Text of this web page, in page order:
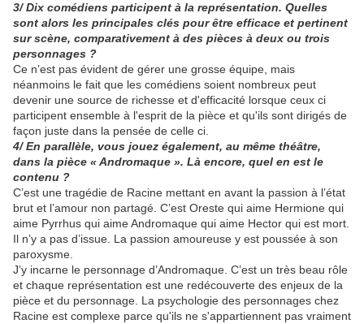
3/ Dix comédiens participent à la représentation. Quelles
sont alors les principales clés pour être efficace et pertinent
sur scène, comparativement à des pièces à deux ou trois
personnages ?
Ce n’est pas évident de gérer une grosse équipe, mais
néanmoins le fait que les comédiens soient nombreux peut
devenir une source de richesse et d'efficacité lorsque ceux ci
participent ensemble à l'esprit de la pièce et qu'ils sont dirigés de
façon juste dans la pensée de celle ci.
4/ En parallèle, vous jouez également, au même théâtre,
dans la pièce « Andromaque ». Là encore, quel en est le
contenu ?
C’est une tragédie de Racine mettant en avant la passion à l’état
brut et l’amour non partagé. C’est Oreste qui aime Hermione qui
aime Pyrrhus qui aime Andromaque qui aime Hector qui est mort.
Il n’y a pas d’issue. La passion amoureuse y est poussée à son
paroxysme.
J’y incarne le personnage d’Andromaque. C’est un très beau rôle
et chaque représentation est une redécouverte des enjeux de la
pièce et du personnage. La psychologie des personnages chez
Racine est complexe parce qu'ils ne s'appartiennent pas vraiment